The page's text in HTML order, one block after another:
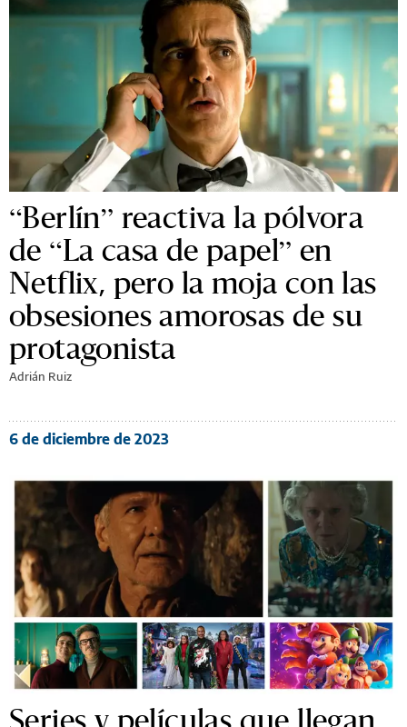
“Berlín” reactiva la pólvora
de “La casa de papel” en
Netflix, pero la moja con las
obsesiones amorosas de su
protagonista
Adrián Ruiz
6 de diciembre de 2023